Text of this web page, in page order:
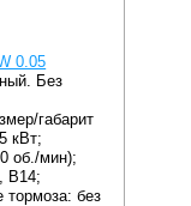
0.05
Без
габарит
кВт;
об./мин);
B14;
тормоза: без